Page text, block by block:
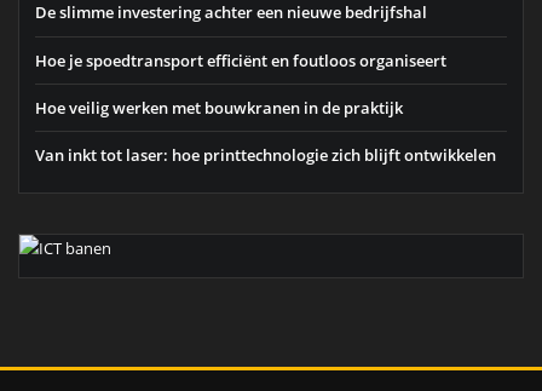
De slimme investering achter een nieuwe bedrijfshal
Hoe je spoedtransport efficiënt en foutloos organiseert
Hoe veilig werken met bouwkranen in de praktijk
Van inkt tot laser: hoe printtechnologie zich blijft ontwikkelen